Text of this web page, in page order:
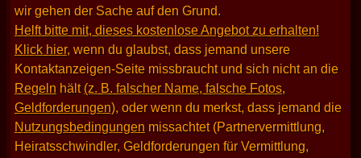
wir gehen der Sache auf den Grund.
Helft bitte mit, dieses kostenlose Angebot zu erhalten!
Klick hier, wenn du glaubst, dass jemand unsere
Kontaktanzeigen-Seite missbraucht und sich nicht an die
Regeln hält (z. B. falscher Name, falsche Fotos,
Geldforderungen), oder wenn du merkst, dass jemand die
Nutzungsbedingungen missachtet (Partnervermittlung,
Heiratsschwindler, Geldforderungen für Vermittlung,